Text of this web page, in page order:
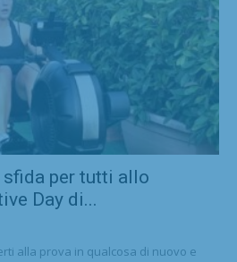
sfida per tutti allo
Day di...
alla prova in qualcosa di nuovo e